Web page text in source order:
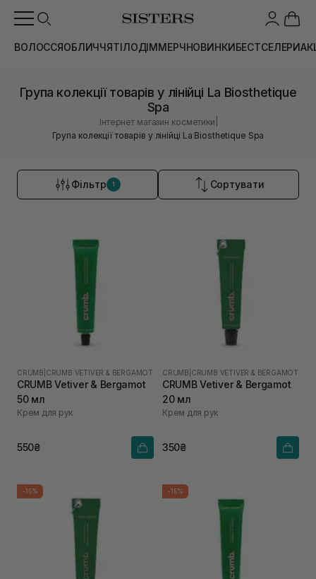
ВОЛОССЯОБЛИЧЧЯТІЛОДІММЕРЧНОВИНКИБЕСТСЕЛЕРИ
Група колекції товарів у лінійці La Biosthetique
Spa
Інтернет магазин косметики
Група колекції товарів у лінійці La Biosthetique Spa
Фільтр 1 Сортувати
CRUMB CRUMB VETIVER & BERGAMOT
CRUMB Vetiver & Bergamot
50 мл
Крем для рук
550₴
CRUMB CRUMB VETIVER & BERGAMOT
CRUMB Vetiver & Bergamot
20 мл
Крем для рук
350₴
-15% -15%